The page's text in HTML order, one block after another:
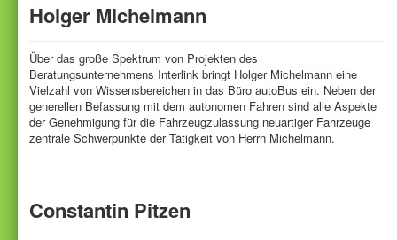
Holger Michelmann
Über das große Spektrum von Projekten des
Beratungsunternehmens Interlink bringt Holger Michelmann eine
Vielzahl von Wissensbereichen in das Büro autoBus ein. Neben der
generellen Befassung mit dem autonomen Fahren sind alle Aspekte
der Genehmigung für die Fahrzeugzulassung neuartiger Fahrzeuge
zentrale Schwerpunkte der Tätigkeit von Herrn Michelmann.
Constantin Pitzen